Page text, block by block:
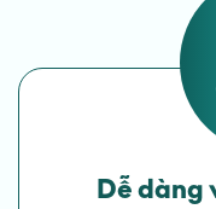
Dễ dàng